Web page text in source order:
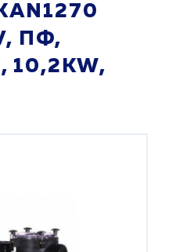
ПФ,
10,2KW,